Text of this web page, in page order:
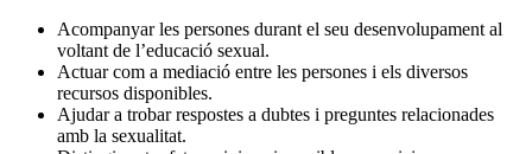
Acompanyar les persones durant el seu desenvolupament al
voltant de l’educació sexual.
Actuar com a mediació entre les persones i els diversos
recursos disponibles.
Ajudar a trobar respostes a dubtes i preguntes relacionades
amb la sexualitat.